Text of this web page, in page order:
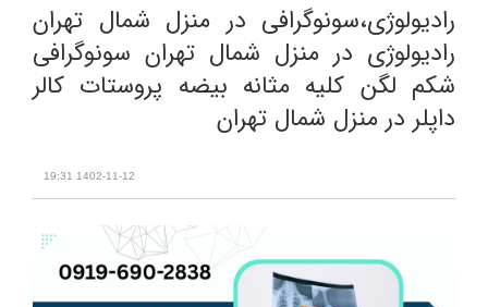
رادیولوژی،سونوگرافی در منزل شمال تهران
رادیولوژی در منزل شمال تهران سونوگرافی
شکم لگن کلیه مثانه بیضه پروستات کالر
داپلر در منزل شمال تهران
1402-11-12 19:31